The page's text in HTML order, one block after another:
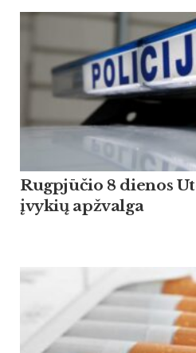
Rugpjūčio 8 dienos
įvykių apžvalga